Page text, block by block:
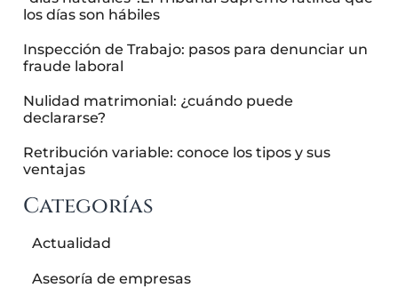
los días son hábiles
Inspección de Trabajo: pasos para denunciar un
fraude laboral
Nulidad matrimonial: ¿cuándo puede
declararse?
Retribución variable: conoce los tipos y sus
ventajas
Categorías
Actualidad
Asesoría de empresas